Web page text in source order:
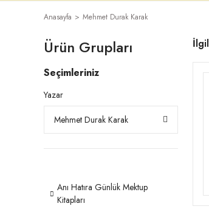
Anasayfa Mehmet Durak Karak
Ürün Grupları
Seçimleriniz
Yazar
Mehmet Durak Karak
Anı Hatıra Günlük Mektup
Kitapları